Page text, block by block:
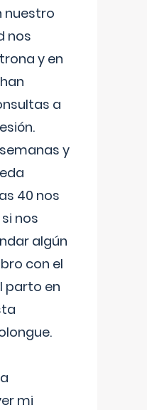
nuestro
nos
y en
a
y
40 nos
nos
algún
con el
parto en
mi